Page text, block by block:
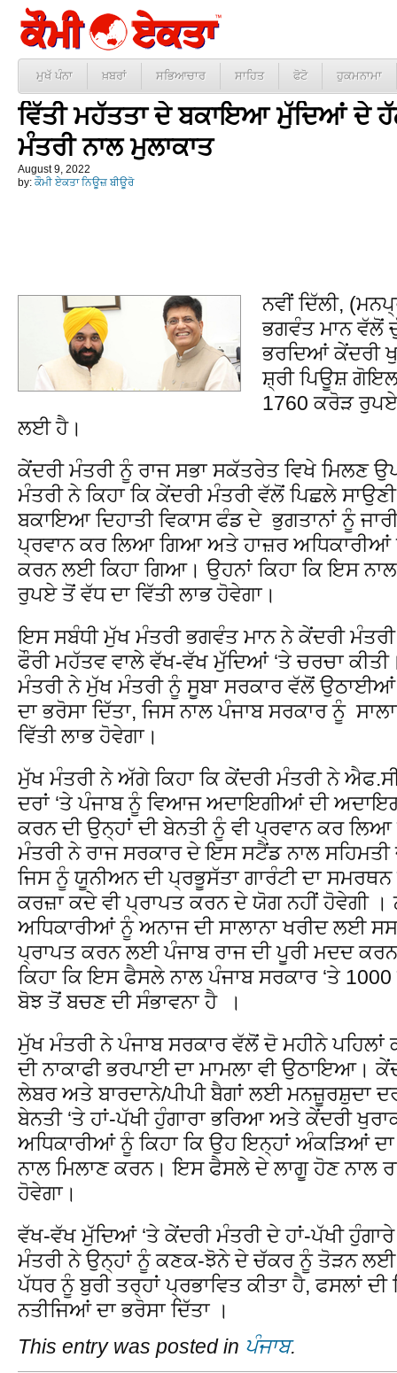
ਮੁਖੱ ਪੰਨਾ ਖ਼ਬਰਾਂ ਸਭਿਆਚਾਰ ਸਾਹਿਤ ਫੋਟੋ ਹੁਕਮਨਾਮਾ
ਵਿੱਤੀ ਮਹੱਤਤਾ ਦੇ ਬਕਾਇਆ ਮੁੱਦਿਆਂ ਦੇ
ਮੰਤਰੀ ਨਾਲ ਮੁਲਾਕਾਤ
August 9, 2022
by: ਕੌਮੀ ਏਕਤਾ ਨਿਊਜ਼ ਬੀਊਰੋ
ਨਵੀਂ ਦਿੱਲੀ,
ਭਗਵੰਤ ਮਾਨ ਵੱਲੋਂ
ਭਰਦਿਆਂ ਕੇਂਦਰੀ
ਸ਼੍ਰੀ ਪਿਊਸ਼ ਗੋਇਲ
1760 ਕਰੋੜ
ਲਈ ਹੈ।
ਕੇਂਦਰੀ ਮੰਤਰੀ ਨੂੰ ਰਾਜ ਸਭਾ ਸਕੱਤਰੇਤ ਵਿਖੇ ਮਿਲਣ
ਮੰਤਰੀ ਨੇ ਕਿਹਾ ਕਿ ਕੇਂਦਰੀ ਮੰਤਰੀ ਵੱਲੋਂ ਪਿਛਲੇ
ਬਕਾਇਆ ਦਿਹਾਤੀ ਵਿਕਾਸ ਫੰਡ ਦੇ ਭੁਗਤਾਨਾਂ ਨੂੰ
ਪ੍ਰਵਾਨ ਕਰ ਲਿਆ ਗਿਆ ਅਤੇ ਹਾਜ਼ਰ ਅਧਿਕਾਰੀਆਂ
ਕਰਨ ਲਈ ਕਿਹਾ ਗਿਆ। ਉਹਨਾਂ ਕਿਹਾ ਕਿ ਇਸ
ਰੁਪਏ ਤੋਂ ਵੱਧ ਦਾ ਵਿੱਤੀ ਲਾਭ ਹੋਵੇਗਾ।
ਇਸ ਸਬੰਧੀ ਮੁੱਖ ਮੰਤਰੀ ਭਗਵੰਤ ਮਾਨ ਨੇ ਕੇਂਦਰੀ
ਫੌਰੀ ਮਹੱਤਵ ਵਾਲੇ ਵੱਖ-ਵੱਖ ਮੁੱਦਿਆਂ ‘ਤੇ ਚਰਚਾ
ਮੰਤਰੀ ਨੇ ਮੁੱਖ ਮੰਤਰੀ ਨੂੰ ਸੂਬਾ ਸਰਕਾਰ ਵੱਲੋਂ
ਦਾ ਭਰੋਸਾ ਦਿੱਤਾ, ਜਿਸ ਨਾਲ ਪੰਜਾਬ ਸਰਕਾਰ ਨੂੰ
ਵਿੱਤੀ ਲਾਭ ਹੋਵੇਗਾ।
ਮੁੱਖ ਮੰਤਰੀ ਨੇ ਅੱਗੇ ਕਿਹਾ ਕਿ ਕੇਂਦਰੀ ਮੰਤਰੀ ਨੇ
ਦਰਾਂ ‘ਤੇ ਪੰਜਾਬ ਨੂੰ ਵਿਆਜ ਅਦਾਇਗੀਆਂ ਦੀ
ਕਰਨ ਦੀ ਉਨ੍ਹਾਂ ਦੀ ਬੇਨਤੀ ਨੂੰ ਵੀ ਪ੍ਰਵਾਨ ਕਰ ਲਿਆ
ਮੰਤਰੀ ਨੇ ਰਾਜ ਸਰਕਾਰ ਦੇ ਇਸ ਸਟੈਂਡ ਨਾਲ
ਜਿਸ ਨੂੰ ਯੂਨੀਅਨ ਦੀ ਪ੍ਰਭੂਸੱਤਾ ਗਾਰੰਟੀ ਦਾ
ਕਰਜ਼ਾ ਕਦੇ ਵੀ ਪ੍ਰਾਪਤ ਕਰਨ ਦੇ ਯੋਗ ਨਹੀਂ ਹੋਵੇਗੀ
ਅਧਿਕਾਰੀਆਂ ਨੂੰ ਅਨਾਜ ਦੀ ਸਾਲਾਨਾ ਖਰੀਦ ਲਈ
ਪ੍ਰਾਪਤ ਕਰਨ ਲਈ ਪੰਜਾਬ ਰਾਜ ਦੀ ਪੂਰੀ ਮਦਦ
ਕਿਹਾ ਕਿ ਇਸ ਫੈਸਲੇ ਨਾਲ ਪੰਜਾਬ ਸਰਕਾਰ ‘ਤੇ
ਬੋਝ ਤੋਂ ਬਚਣ ਦੀ ਸੰਭਾਵਨਾ ਹੈ ।
ਮੁੱਖ ਮੰਤਰੀ ਨੇ ਪੰਜਾਬ ਸਰਕਾਰ ਵੱਲੋਂ ਦੋ ਮਹੀਨੇ
ਦੀ ਨਾਕਾਫੀ ਭਰਪਾਈ ਦਾ ਮਾਮਲਾ ਵੀ ਉਠਾਇਆ।
ਲੇਬਰ ਅਤੇ ਬਾਰਦਾਨੇ/ਪੀਪੀ ਬੈਗਾਂ ਲਈ ਮਨਜ਼ੂਰਸ਼ੁਦਾ
ਬੇਨਤੀ ‘ਤੇ ਹਾਂ-ਪੱਖੀ ਹੁੰਗਾਰਾ ਭਰਿਆ ਅਤੇ ਕੇਂਦਰੀ
ਅਧਿਕਾਰੀਆਂ ਨੂੰ ਕਿਹਾ ਕਿ ਉਹ ਇਨ੍ਹਾਂ ਅੰਕੜਿਆਂ
ਨਾਲ ਮਿਲਾਣ ਕਰਨ। ਇਸ ਫੈਸਲੇ ਦੇ ਲਾਗੂ ਹੋਣ ਨਾਲ
ਹੋਵੇਗਾ।
ਵੱਖ-ਵੱਖ ਮੁੱਦਿਆਂ ‘ਤੇ ਕੇਂਦਰੀ ਮੰਤਰੀ ਦੇ ਹਾਂ-ਪੱਖੀ
ਮੰਤਰੀ ਨੇ ਉਨ੍ਹਾਂ ਨੂੰ ਕਣਕ-ਝੋਨੇ ਦੇ ਚੱਕਰ ਨੂੰ ਤੋੜਨ ਲਈ,
ਪੱਧਰ ਨੂੰ ਬੁਰੀ ਤਰ੍ਹਾਂ ਪ੍ਰਭਾਵਿਤ ਕੀਤਾ ਹੈ, ਫਸਲਾਂ ਦੀ
ਨਤੀਜਿਆਂ ਦਾ ਭਰੋਸਾ ਦਿੱਤਾ ।
This entry was posted in ਪੰਜਾਬ.